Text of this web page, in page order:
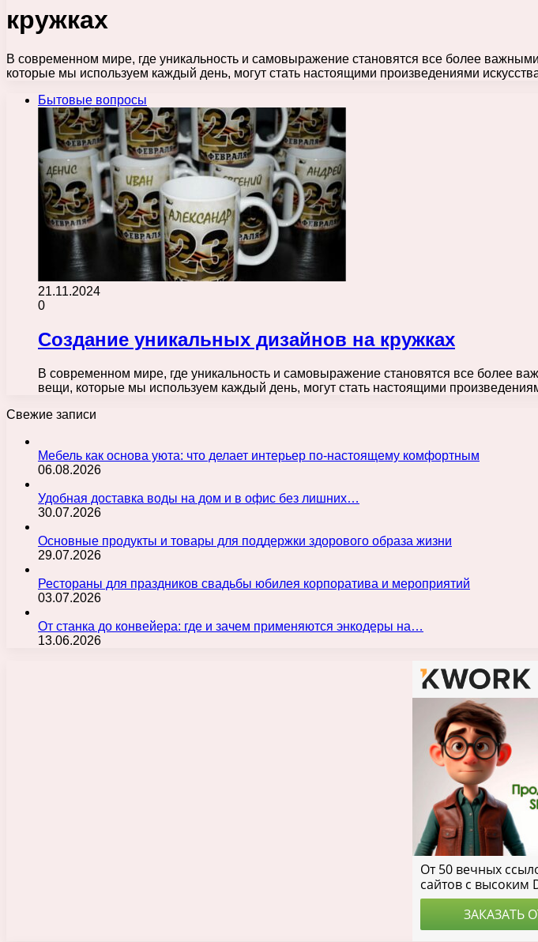
кружках
В современном мире, где уникальность и самовыражение становятся все более
которые мы используем каждый день, могут стать настоящими произведениями
Бытовые вопросы
21.11.2024
0
Создание уникальных дизайнов на кружках
В современном мире, где уникальность и самовыражение становятся все более
вещи, которые мы используем каждый день, могут стать настоящими
Свежие записи
Мебель как основа уюта: что делает интерьер по-настоящему комфортным
06.08.2026
Удобная доставка воды на дом и в офис без лишних…
30.07.2026
Основные продукты и товары для поддержки здорового образа жизни
29.07.2026
Рестораны для праздников свадьбы юбилея корпоратива и мероприятий
03.07.2026
От станка до конвейера: где и зачем применяются энкодеры на…
13.06.2026